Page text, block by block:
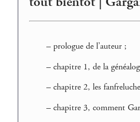
– prologue de l’auteur ;
– chapitre 1, de la
– chapitre 2, les
– chapitre 3, comment